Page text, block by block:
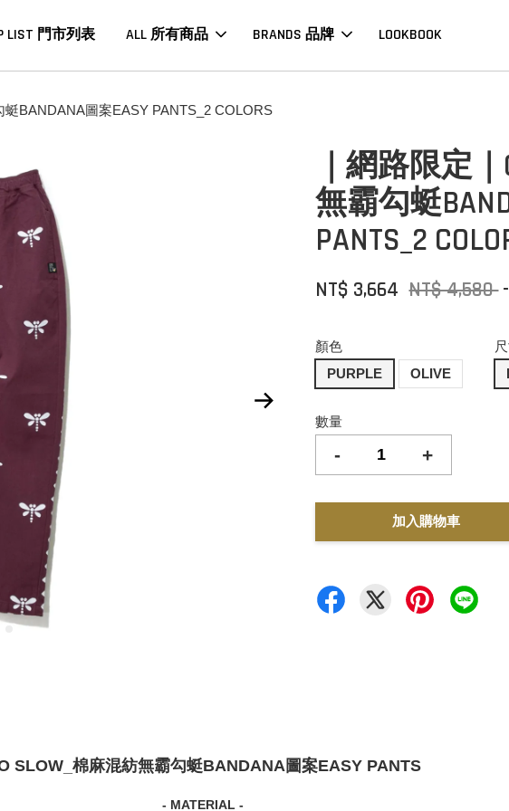
LIST 門市列表 ALL 所有商品 BRANDS 品牌 LOOKBOOK
BANDANA圖案EASY PANTS_2 COLORS
｜網路限定
無霸勾蜓
PANTS_2
NT$ 3,664 NT$ 4,580
顏色
PURPLE
OLIVE
數量
- +
加入購物車
SLOW_棉麻混紡無霸勾蜓BANDANA圖案EASY PANTS
- MATERIAL -